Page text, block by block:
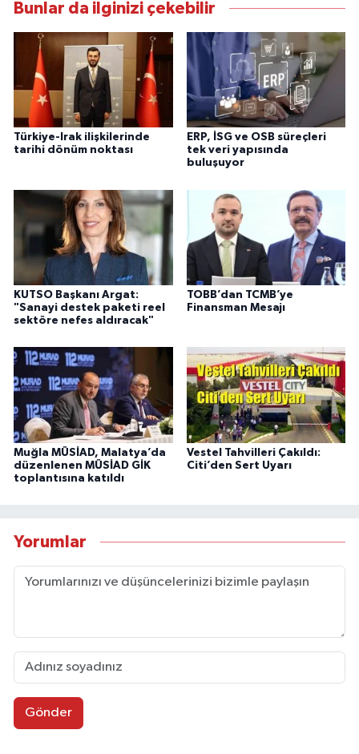
Bunlar da ilginizi çekebilir
Türkiye-Irak ilişkilerinde
tarihi dönüm noktası
ERP, İSG ve OSB süreçleri
tek veri yapısında
buluşuyor
KUTSO Başkanı Argat:
"Sanayi destek paketi reel
sektöre nefes aldıracak"
TOBB’dan TCMB’ye
Finansman Mesajı
Muğla MÜSİAD, Malatya’da
düzenlenen MÜSİAD GİK
toplantısına katıldı
Vestel Tahvilleri Çakıldı:
Citi’den Sert Uyarı
Yorumlar
Gönder